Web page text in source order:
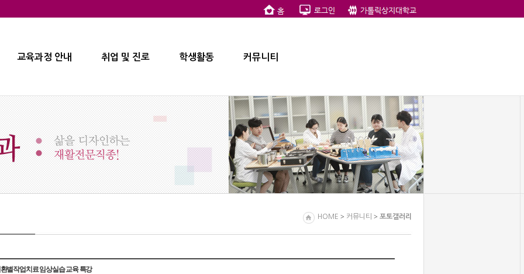
교육과정 안내 취업 및 진로 학생활동 커뮤니티
HOME > 커뮤니티 > 포토갤러리
환별작업치료 임상실습 교육 특강